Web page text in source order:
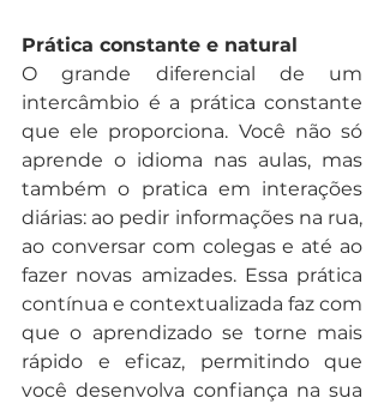
Prática constante e natural
O grande diferencial de um
intercâmbio é a prática constante
que ele proporciona. Você não só
aprende o idioma nas aulas, mas
também o pratica em interações
diárias: ao pedir informações na rua,
ao conversar com colegas e até ao
fazer novas amizades. Essa prática
contínua e contextualizada faz com
que o aprendizado se torne mais
rápido e eficaz, permitindo que
você desenvolva confiança na sua